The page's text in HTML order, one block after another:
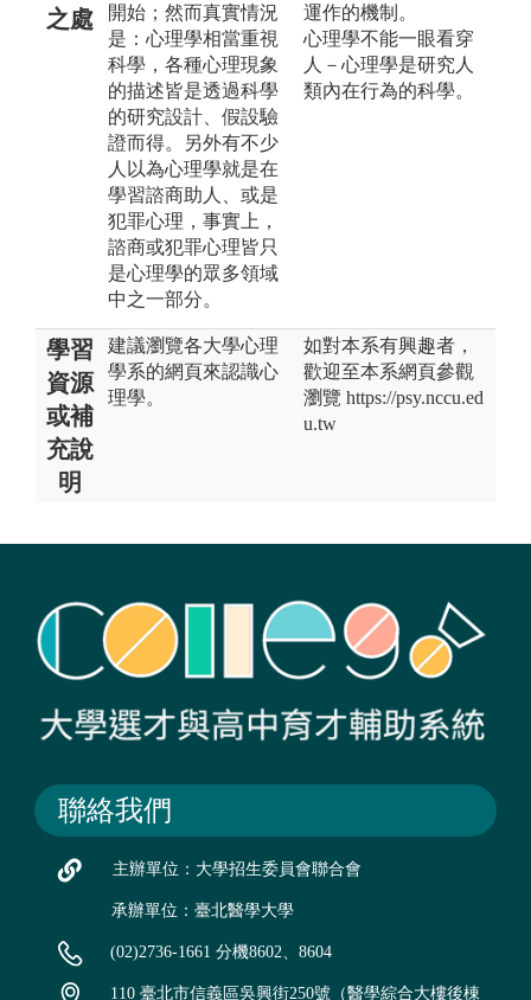
之處
開始；然而真實情況
是：心理學相當重視
科學，各種心理現象
的描述皆是透過科學
的研究設計、假設驗
證而得。另外有不少
人以為心理學就是在
學習諮商助人、或是
犯罪心理，事實上，
諮商或犯罪心理皆只
是心理學的眾多領域
中之一部分。
運作的機制。
心理學不能一眼看穿
人－心理學是研究人
類內在行為的科學。
學習
資源
或補
充說
明
建議瀏覽各大學心理
學系的網頁來認識心
理學。
如對本系有興趣者，
歡迎至本系網頁參觀
瀏覽 https://psy.nccu.ed
u.tw
聯絡我們
主辦單位：大學招生委員會聯合會
承辦單位：臺北醫學大學
(02)2736-1661 分機8602、8604
110 臺北市信義區吳興街250號（醫學綜合大樓後棟